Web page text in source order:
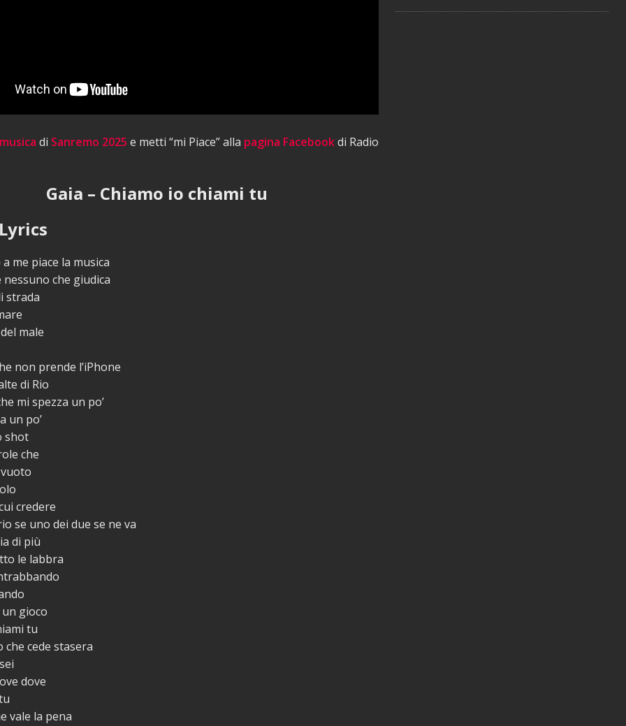
di Sanremo 2025 e metti “mi Piace” alla pagina Facebookdi Radio
Gaia – Chiamo io chiami tu
me piace la musica
nessuno che giudica
strada
male
non prende l’iPhone
di Rio
mi spezza un po’
un po’
shot
che
credere
se uno dei due se ne va
di più
le labbra
gioco
tu
che cede stasera
dove
vale la pena